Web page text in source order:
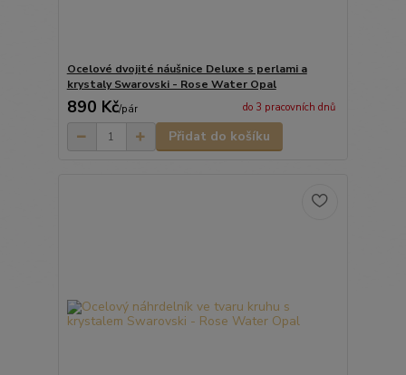
Ocelové dvojité náušnice Deluxe s perlami a
krystaly Swarovski - Rose Water Opal
890 Kč/pár do 3 pracovních dnů
Přidat do košíku